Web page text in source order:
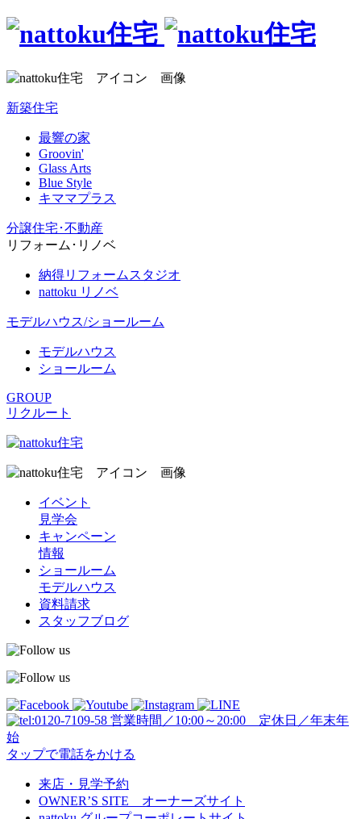
新築住宅
最響の家
Groovin'
Glass Arts
Blue Style
キママプラス
分譲住宅･不動産
リフォーム･リノベ
納得リフォームスタジオ
nattoku リノベ
モデルハウス/ショールーム
モデルハウス
ショールーム
GROUP
リクルート
イベント
見学会
キャンペーン
情報
ショールーム
モデルハウス
資料請求
スタッフブログ
営業時間／10:00～20:00 定休日／年末年
始
タップで電話をかける
来店・見学予約
OWNER’S SITE オーナーズサイト